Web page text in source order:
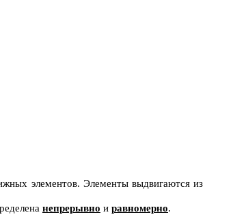
элементов. Элементы выдвигаются из
непрерывно и равномерно.